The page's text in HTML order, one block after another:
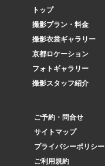
トップ
撮影プラン・料金
撮影衣裳ギャラリー
京都ロケーション
フォトギャラリー
撮影スタッフ紹介
ご予約・問合せ
サイトマップ
プライバシーポリシー
ご利用規約